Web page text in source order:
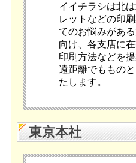
イイチラシは北
レットなどの印
てのお悩みがあ
向け、各支店に
印刷方法などを
遠距離でももの
たします。
東京本社